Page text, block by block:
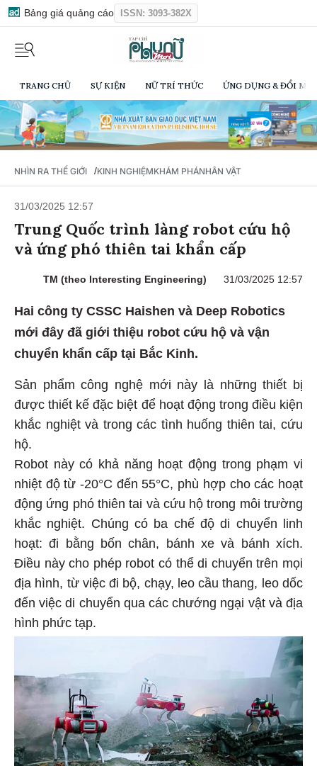
Bảng giá quảng cáo ISSN: 3093-382X
TRANG CHỦ SỰ KIỆN NỮ TRÍ THỨC ỨNG DỤNG & ĐỔI
NHÌN RA THẾ GIỚI /KINH NGHIỆMKHÁM PHÁNHÂN VẬT
31/03/2025 12:57
Trung Quốc trình làng robot cứu hộ
và ứng phó thiên tai khẩn cấp
TM (theo Interesting Engineering) 31/03/2025 12:57
Hai công ty CSSC Haishen và Deep Robotics
mới đây đã giới thiệu robot cứu hộ và vận
chuyển khẩn cấp tại Bắc Kinh.
Sản phẩm công nghệ mới này là những thiết bị
được thiết kế đặc biệt để hoạt động trong điều kiện
khắc nghiệt và trong các tình huống thiên tai, cứu
hộ.
Robot này có khả năng hoạt động trong phạm vi
nhiệt độ từ -20°C đến 55°C, phù hợp cho các hoạt
động ứng phó thiên tai và cứu hộ trong môi trường
khắc nghiệt. Chúng có ba chế độ di chuyển linh
hoạt: đi bằng bốn chân, bánh xe và bánh xích.
Điều này cho phép robot có thể di chuyển trên mọi
địa hình, từ việc đi bộ, chạy, leo cầu thang, leo dốc
đến việc di chuyển qua các chướng ngại vật và địa
hình phức tạp.